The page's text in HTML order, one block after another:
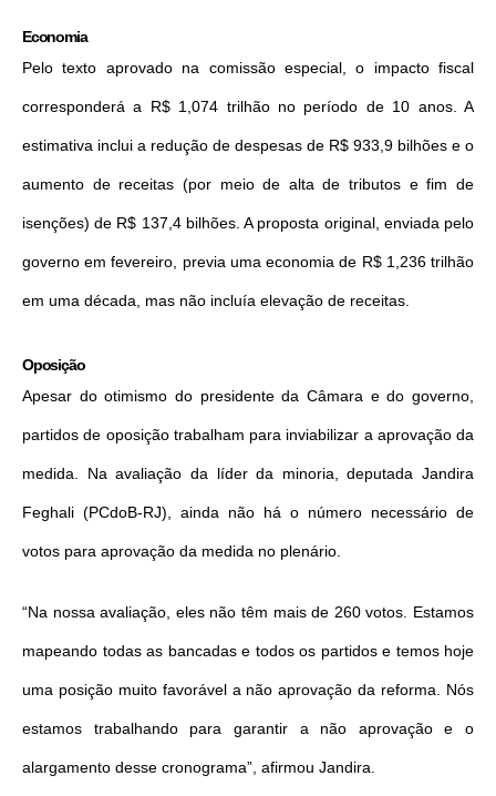
Economia
Pelo texto aprovado na comissão especial, o impacto fiscal
corresponderá a R$ 1,074 trilhão no período de 10 anos. A
estimativa inclui a redução de despesas de R$ 933,9 bilhões e o
aumento de receitas (por meio de alta de tributos e fim de
isenções) de R$ 137,4 bilhões. A proposta original, enviada pelo
governo em fevereiro, previa uma economia de R$ 1,236 trilhão
em uma década, mas não incluía elevação de receitas.
Oposição
Apesar do otimismo do presidente da Câmara e do governo,
partidos de oposição trabalham para inviabilizar a aprovação da
medida. Na avaliação da líder da minoria, deputada Jandira
Feghali (PCdoB-RJ), ainda não há o número necessário de
votos para aprovação da medida no plenário.
“Na nossa avaliação, eles não têm mais de 260 votos. Estamos
mapeando todas as bancadas e todos os partidos e temos hoje
uma posição muito favorável a não aprovação da reforma. Nós
estamos trabalhando para garantir a não aprovação e o
alargamento desse cronograma”, afirmou Jandira.